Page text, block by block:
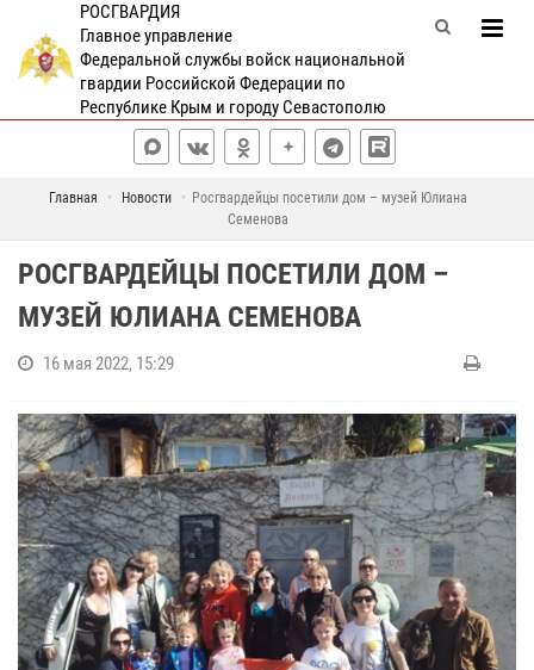
РОСГВАРДИЯ
Главное управление
Федеральной службы войск национальной
гвардии Российской Федерации по
Республике Крым и городу Севастополю
Главная Новости
Росгвардейцы посетили дом – музей Юлиана
Семенова
РОСГВАРДЕЙЦЫ ПОСЕТИЛИ ДОМ –
МУЗЕЙ ЮЛИАНА СЕМЕНОВА
16 мая 2022, 15:29